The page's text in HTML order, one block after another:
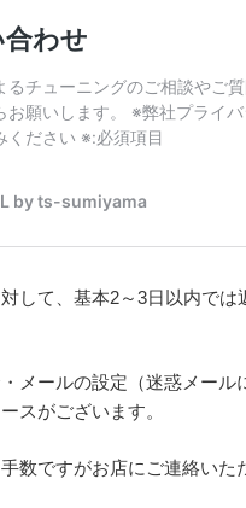
して、基本2～3日以内では
メールの設定（迷惑メール
スがございます。
数ですがお店にご連絡いた